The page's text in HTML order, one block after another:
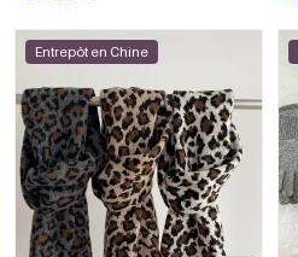
Entrepôt en Chine